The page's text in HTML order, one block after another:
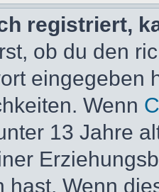
registriert,
ob du den
eingegeben
Wenn
13 Jahre
hast. Wenn